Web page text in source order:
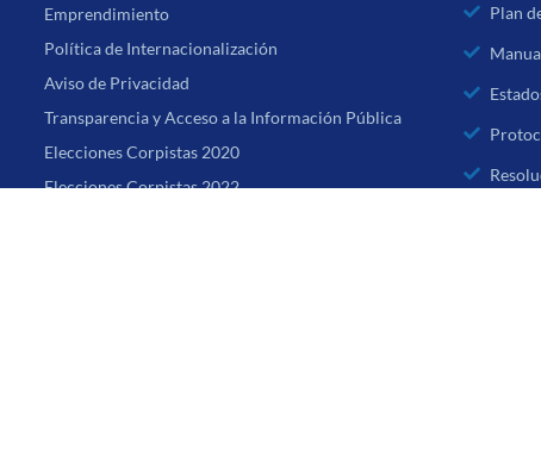
Emprendimiento
Política de Internacionalización
Aviso de Privacidad
Transparencia y Acceso a la Información Pública
Elecciones Corpistas 2020
Elecciones Corpistas 2022
Plan